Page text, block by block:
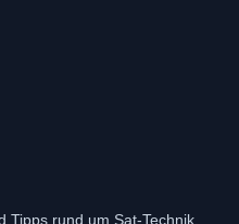
Tipps rund um Sat-Technik.